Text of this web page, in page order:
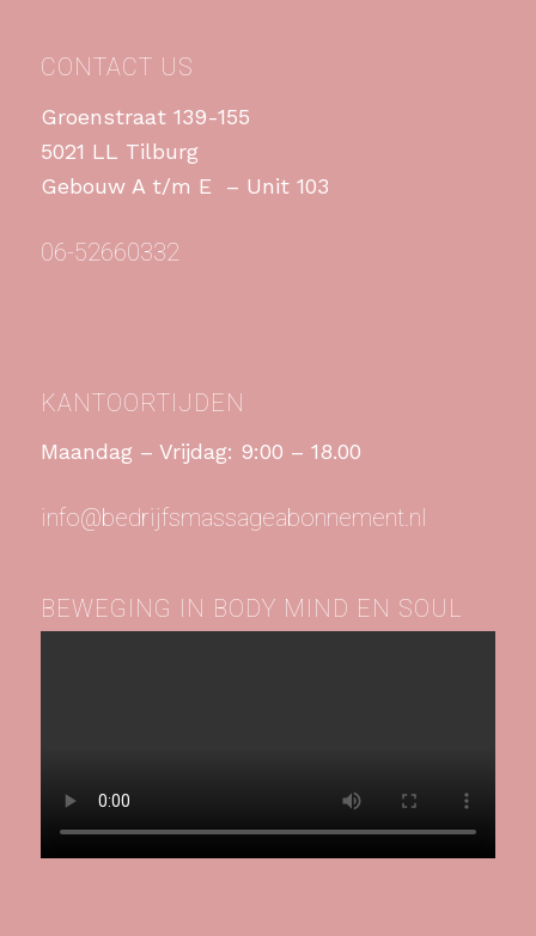
CONTACT US
Groenstraat 139-155
5021 LL Tilburg
Gebouw A t/m E – Unit 103
06-52660332
KANTOORTIJDEN
Maandag – Vrijdag: 9:00 – 18.00
info@bedrijfsmassageabonnement.nl
BEWEGING IN BODY MIND EN SOUL